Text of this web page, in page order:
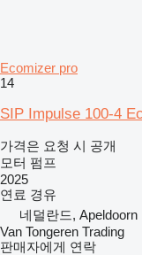
Ecomizer pro
14
SIP Impulse 100-4
가격은 요청 시 공개
모터 펌프
2025
연료 경유
네덜란드, Apeldoorn
Van Tongeren Trading
판매자에게 연락